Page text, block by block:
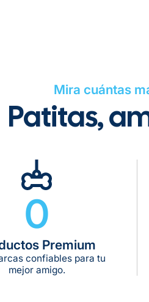
Mira cuántas
Patitas,
0
Premium
confiables para tu
mejor amigo.